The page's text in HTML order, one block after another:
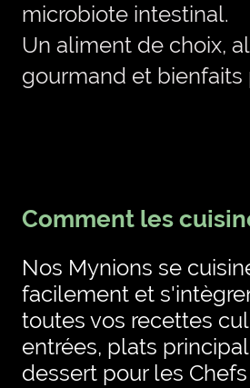
microbiote intestinal.
Un aliment de choix,
gourmand et bienfaits
Comment les
Nos Mynions se
facilement et
toutes vos recettes
entrées, plats
dessert pour les